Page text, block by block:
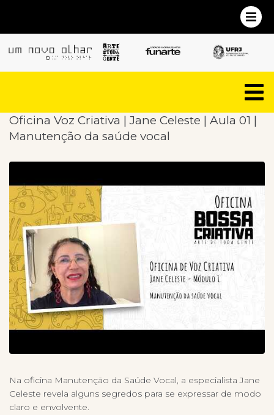
Oficina Voz Criativa | Jane Celeste | Aula 01 |
Manutenção da saúde vocal
Na oficina Manutenção da Saúde Vocal, a especialista Jane
Celeste revela alguns segredos para se expressar de modo
claro e envolvente.